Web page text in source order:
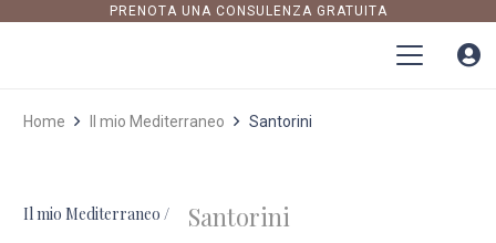
PRENOTA UNA CONSULENZA GRATUITA
Home Il mio Mediterraneo Santorini
Il mio Mediterraneo / Santorini